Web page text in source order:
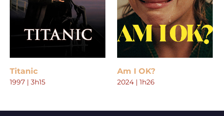
Titanic
1997 | 3h15
Am I OK?
2024 | 1h26